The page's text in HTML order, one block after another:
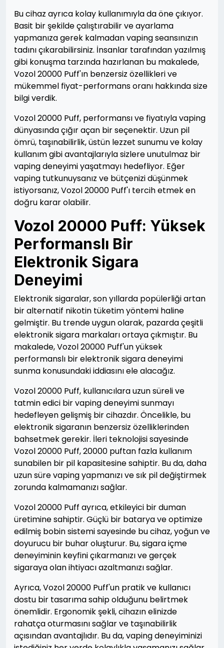
Bu cihaz ayrıca kolay kullanımıyla da öne çıkıyor.
Basit bir şekilde çalıştırabilir ve ayarlama
yapmanıza gerek kalmadan vaping seansınızın
tadını çıkarabilirsiniz. İnsanlar tarafından yazılmış
gibi konuşma tarzında hazırlanan bu makalede,
Vozol 20000 Puff'ın benzersiz özellikleri ve
mükemmel fiyat-performans oranı hakkında size
bilgi verdik.
Vozol 20000 Puff, performansı ve fiyatıyla vaping
dünyasında çığır açan bir seçenektir. Uzun pil
ömrü, taşınabilirlik, üstün lezzet sunumu ve kolay
kullanım gibi avantajlarıyla sizlere unutulmaz bir
vaping deneyimi yaşatmayı hedefliyor. Eğer
vaping tutkunuysanız ve bütçenizi düşünmek
istiyorsanız, Vozol 20000 Puff'ı tercih etmek en
doğru karar olabilir.
Vozol 20000 Puff: Yüksek
Performanslı Bir
Elektronik Sigara
Deneyimi
Elektronik sigaralar, son yıllarda popülerliği artan
bir alternatif nikotin tüketim yöntemi haline
gelmiştir. Bu trende uygun olarak, pazarda çeşitli
elektronik sigara markaları ortaya çıkmıştır. Bu
makalede, Vozol 20000 Puff'un yüksek
performanslı bir elektronik sigara deneyimi
sunma konusundaki iddiasını ele alacağız.
Vozol 20000 Puff, kullanıcılara uzun süreli ve
tatmin edici bir vaping deneyimi sunmayı
hedefleyen gelişmiş bir cihazdır. Öncelikle, bu
elektronik sigaranın benzersiz özelliklerinden
bahsetmek gerekir. İleri teknolojisi sayesinde
Vozol 20000 Puff, 20000 puftan fazla kullanım
sunabilen bir pil kapasitesine sahiptir. Bu da, daha
uzun süre vaping yapmanızı ve sık pil değiştirmek
zorunda kalmamanızı sağlar.
Vozol 20000 Puff ayrıca, etkileyici bir duman
üretimine sahiptir. Güçlü bir batarya ve optimize
edilmiş bobin sistemi sayesinde bu cihaz, yoğun ve
doyurucu bir buhar oluşturur. Bu, sigara içme
deneyiminin keyfini çıkarmanızı ve gerçek
sigaraya olan ihtiyacı azaltmanızı sağlar.
Ayrıca, Vozol 20000 Puff'un pratik ve kullanıcı
dostu bir tasarıma sahip olduğunu belirtmek
önemlidir. Ergonomik şekli, cihazın elinizde
rahatça oturmasını sağlar ve taşınabilirlik
açısından avantajlıdır. Bu da, vaping deneyiminizi